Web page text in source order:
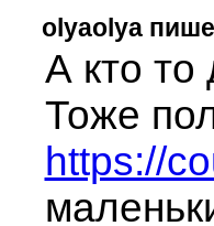
olyaolya
А кто то
Тоже
https://